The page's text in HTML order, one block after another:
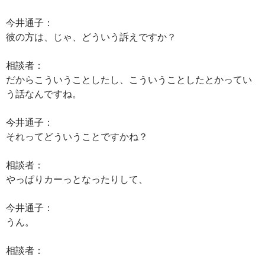
今井通子：
彼の方は、じゃ、どういう訴えですか？
相談者：
だからこういうことしたし、こういうことしたとかってい
う話なんですね。
今井通子：
それってどういうことですかね？
相談者：
やっぱりカーっとなったりして、
今井通子：
うん。
相談者：